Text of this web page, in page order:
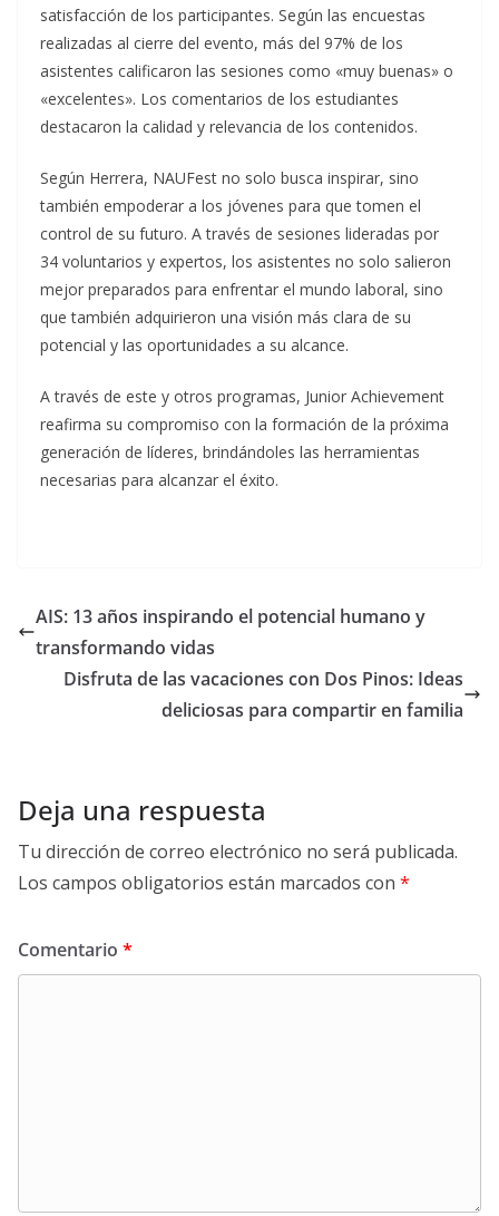
satisfacción de los participantes. Según las encuestas
realizadas al cierre del evento, más del 97% de los
asistentes calificaron las sesiones como «muy buenas» o
«excelentes». Los comentarios de los estudiantes
destacaron la calidad y relevancia de los contenidos.
Según Herrera, NAUFest no solo busca inspirar, sino
también empoderar a los jóvenes para que tomen el
control de su futuro. A través de sesiones lideradas por
34 voluntarios y expertos, los asistentes no solo salieron
mejor preparados para enfrentar el mundo laboral, sino
que también adquirieron una visión más clara de su
potencial y las oportunidades a su alcance.
A través de este y otros programas, Junior Achievement
reafirma su compromiso con la formación de la próxima
generación de líderes, brindándoles las herramientas
necesarias para alcanzar el éxito.
AIS: 13 años inspirando el potencial humano y
transformando vidas
Disfruta de las vacaciones con Dos Pinos: Ideas
deliciosas para compartir en familia
Deja una respuesta
Tu dirección de correo electrónico no será publicada.
Los campos obligatorios están marcados con *
Comentario *